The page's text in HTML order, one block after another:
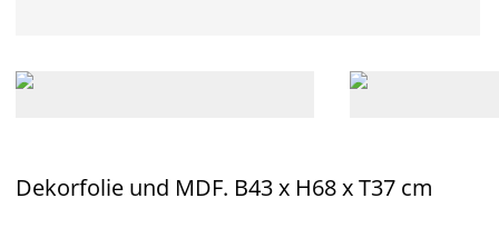
Dekorfolie und MDF. B43 x H68 x T37 cm